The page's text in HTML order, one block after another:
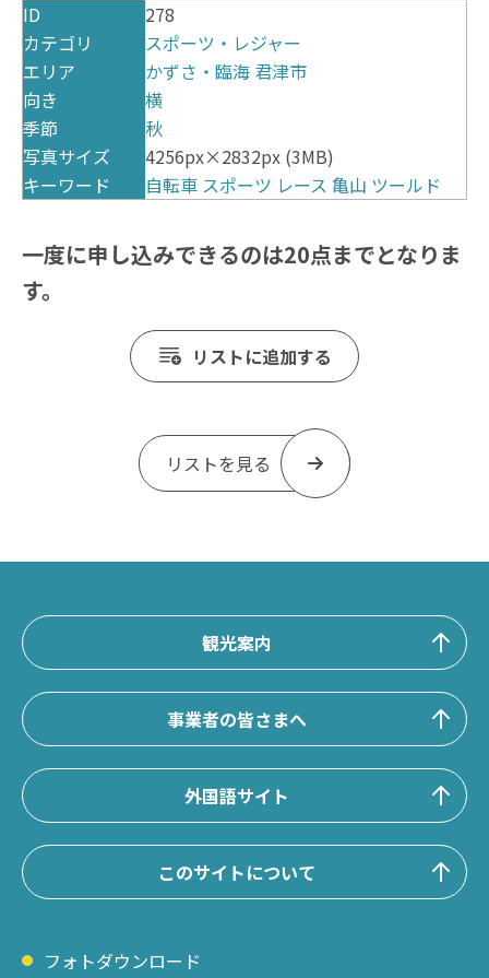
ID
278
カテゴリ
スポーツ・レジャー
エリア
かずさ・臨海 君津市
向き
横
季節
秋
写真サイズ
4256px×2832px (3MB)
キーワード
自転車 スポーツ レース 亀山 ツールド
一度に申し込みできるのは20点までとなりま
す。
リストに追加する
リストを見る
観光案内
事業者の皆さまへ
外国語サイト
このサイトについて
フォトダウンロード